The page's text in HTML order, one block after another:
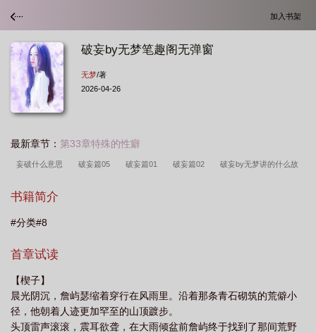
加入书架
破妄by无梦笔趣阁无弹窗
无梦/著
2026-04-26
最新章节： 第33章特殊的性癖
妄破什么意思 破妄篇05 破妄篇01 破妄篇02 破妄by无梦讲的什么故
读
书籍简介
#分类#8
首章试读
【楔子】
晨光阴沉，詹屿瑟缩着穿行在风雨里。沿着那条青石砌筑的荒僻小
径，他朝着人迹更加罕至的山顶踱步。
头顶雷声滚滚，震耳欲聋，在大雨倾盆前詹屿终于找到了那间荒野